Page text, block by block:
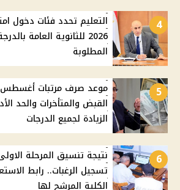
4
التعليم تحدد فئات دخول
2026 للثانوية العامة
المطلوبة
5
القبض والمتأخرات والحد
الزيادة لجميع الدرجات
6
تسجيل الرغبات.. رابط
الكلية المرشح لها